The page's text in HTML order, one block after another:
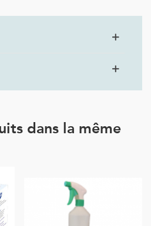
dans la même